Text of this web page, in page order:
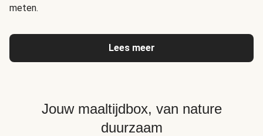
meten.
Lees meer
Jouw maaltijdbox, van nature
duurzaam